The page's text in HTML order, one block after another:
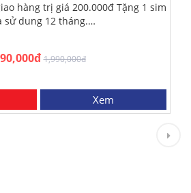
hàng trị giá 200.000đ Tặng 1 sim
sử dung 12 tháng.…
1,990,000đ
Xem